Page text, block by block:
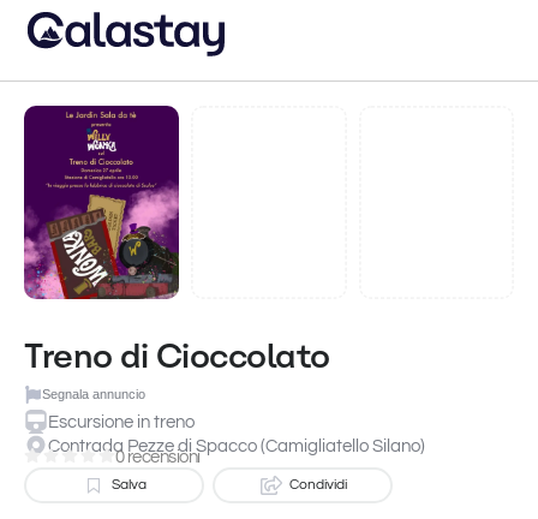
Treno di Cioccolato
Segnala annuncio
Escursione in treno
Contrada Pezze di Spacco (Camigliatello Silano)
0 recensioni
Salva Condividi